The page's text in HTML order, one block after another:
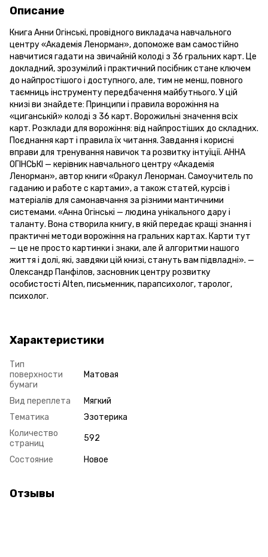
Описание
Книга Анни Огінські, провідного викладача навчального
центру «Академія Ленорман», допоможе вам самостійно
навчитися гадати на звичайній колоді з 36 гральних карт. Це
докладний, зрозумілий і практичний посібник стане ключем
до найпростішого і доступного, але, тим не менш, повного
таємниць інструменту передбачення майбутнього. У цій
книзі ви знайдете: Принципи і правила ворожіння на
«циганській» колоді з 36 карт. Ворожильні значення всіх
карт. Розклади для ворожіння: від найпростіших до складних.
Поєднання карт і правила їх читання. Завдання і корисні
вправи для тренування навичок та розвитку інтуїції. АННА
ОГІНСЬКІ — керівник навчального центру «Академія
Ленорман», автор книги «Оракул Ленорман. Самоучитель по
гаданию и работе с картами», а також статей, курсів і
матеріалів для самонавчання за різними мантичними
системами. «Анна Огінські — людина унікального дару і
таланту. Вона створила книгу, в якій передає кращі знання і
практичні методи ворожіння на гральних картах. Карти тут
— це не просто картинки і знаки, але й алгоритми нашого
життя і долі, які, завдяки цій книзі, стануть вам підвладні». —
Олександр Панфілов, засновник центру розвитку
особистості Alten, письменник, парапсихолог, таролог,
психолог.
Характеристики
Тип
поверхности
бумаги
Матовая
Вид переплета
Мягкий
Тематика
Эзотерика
Количество
страниц
592
Состояние Новое
Отзывы